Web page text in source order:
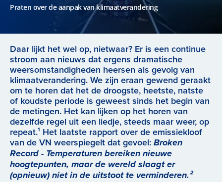
Praten over de aanpak van klimaatverandering
Daar lijkt het wel op, nietwaar? Er is een continue
stroom aan nieuws dat ergens dramatische
weersomstandigheden heersen als gevolg van
klimaatverandering. We zijn eraan gewend geraakt
om te horen dat het de droogste, heetste, natste
of koudste periode is geweest sinds het begin van
de metingen. Het kan lijken op het horen van
dezelfde regel uit een liedje, steeds maar weer, op
repeat.¹ Het laatste rapport over de emissiekloof
van de VN weerspiegelt dat gevoel: Broken
Record - Temperaturen bereiken nieuwe
hoogtepunten, maar de wereld slaagt er
(opnieuw) niet in de uitstoot te verminderen.²